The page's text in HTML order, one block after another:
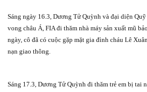
Sáng ngày 16.3, Dương Tử Quỳnh và đại diện
vong châu Á, FIA đi thăm nhà máy sản xuất mũ
ngày, cô đã có cuộc gặp mặt gia đình cháu Lê
nạn giao thông.
Sáng 17.3, Dương Tử Quỳnh đi thăm trẻ em bị tai